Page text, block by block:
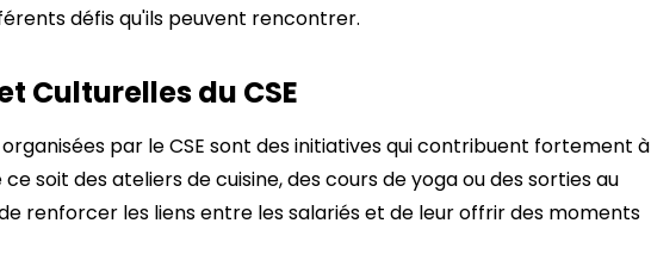
défis qu'ils peuvent rencontrer.
Culturelles du CSE
par le CSE sont des initiatives qui contribuent fortement à
soit des ateliers de cuisine, des cours de yoga ou des sorties au
renforcer les liens entre les salariés et de leur offrir des moments